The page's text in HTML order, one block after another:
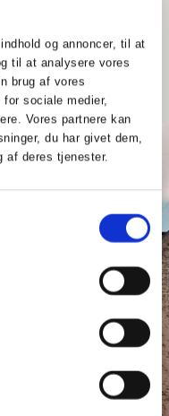
og annoncer, til at
til at analysere vores
brug af vores
for sociale medier,
Vores partnere kan
du har givet dem,
af deres tjenester.
her.